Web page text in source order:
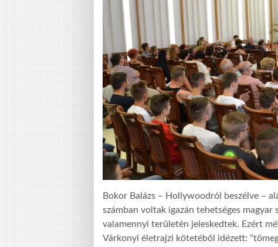
Bokor Balázs – Hollywoodról beszélve –
számban voltak igazán tehetséges magyar
valamennyi területén jeleskedtek. Ezért
Várkonyi életrajzi kötetéből idézett: